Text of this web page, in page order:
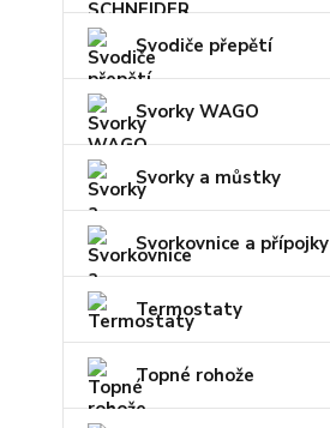
Svodiče přepětí
Svorky WAGO
Svorky a můstky
Svorkovnice a přípojky
Termostaty
Topné rohože